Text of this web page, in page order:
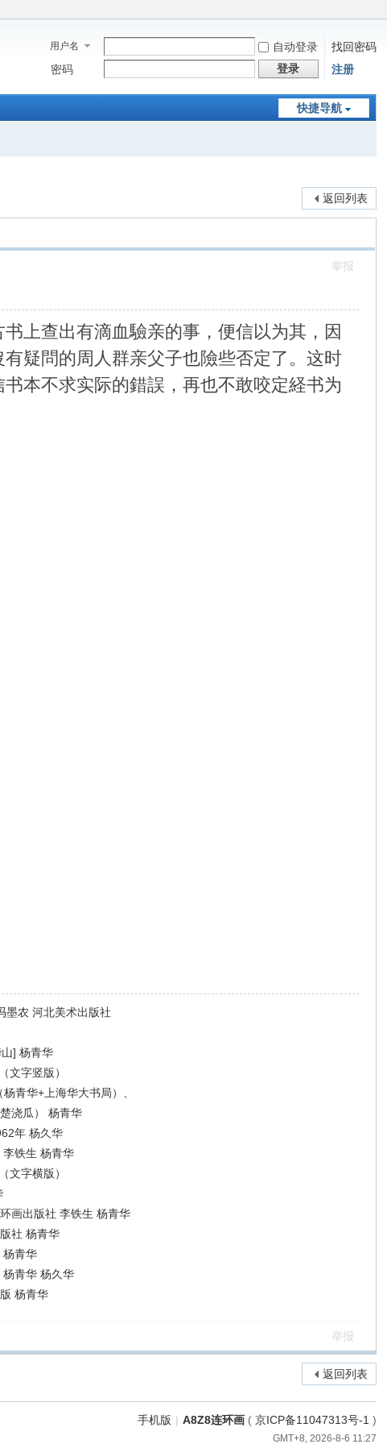
用户名 自动登录
找回密码
密码
登录 注册
快捷导航
返回列表
举报
上查出有滴血驗亲的事，便信以为其，因
疑問的周人群亲父子也險些否定了。这时
本不求实际的錯誤，再也不敢咬定経书为
墨农 河北美术出版社
] 杨青华
文字竖版）
青华+上海华大书局）、
浇瓜） 杨青华
年 杨久华
李铁生 杨青华
文字横版）
画出版社 李铁生 杨青华
社 杨青华
杨青华
杨青华 杨久华
杨青华
举报
返回列表
手机版 | A8Z8连环画( 京ICP备11047313号-1 )
GMT+8, 2026-8-6 11:27